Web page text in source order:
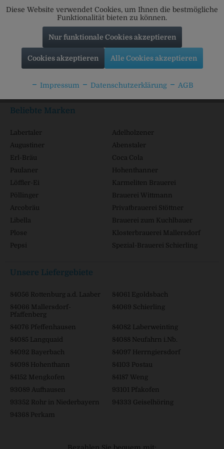
Service Hotline
Shop Service
Informationen
Beliebte Marken
Labertaler
Adelholzener
Augustiner
Abenstaler
Erl-Bräu
Coca Cola
Paulaner
Hohenthanner
Löffler-Ei
Karmeliten Brauerei
Pöllinger
Brauerei Wittmann
Arcobräu
Privatbrauerei Stöttner
Libella
Brauerei zum Kuchlbauer
Plose
Klosterbrauerei Mallersdorf
Pepsi
Spezial-Brauerei Schierling
Unsere Liefergebiete
84056 Rottenburg a.d. Laaber
84061 Egoldsbach
84066 Mallersdorf-
Pfaffenberg
84069 Schierling
84076 Pfeffenhausen
84082 Laberweinting
84085 Langquaid
84088 Neufahrn i.Nb.
84092 Bayerbach
84097 Herrngiersdorf
84098 Hohenthann
84103 Postau
84152 Mengkofen
84187 Weng
93089 Aufhausen
93101 Pfakofen
93352 Rohr in Niederbayern
94333 Geiselhöring
94368 Perkam
Bezahlen Sie bequem mit:
Diese Website verwendet Cookies, um Ihnen die bestmögliche
Funktionalität bieten zu können.
Nur funktionale Cookies akzeptieren
Cookies akzeptieren Alle Cookies akzeptieren
Impressum Datenschutzerklärung AGB